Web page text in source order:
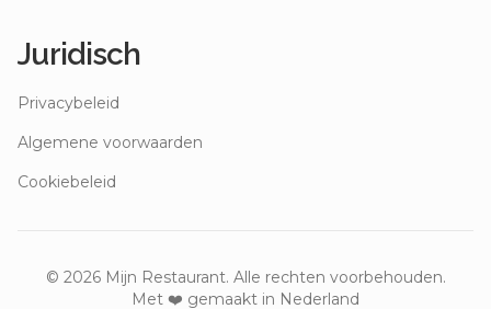
Juridisch
Privacybeleid
Algemene voorwaarden
Cookiebeleid
© 2026Mijn Restaurant. Alle rechten voorbehouden.
Met ❤️ gemaakt in Nederland